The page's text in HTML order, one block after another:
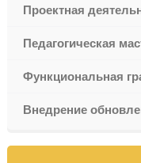
Проектная
Педагогическая
Функциональная
Внедрение